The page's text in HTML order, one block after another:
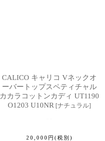
CALICO キャリコ Vネックオ
ーバートップスペティチャル
カカラコットンカディ UT1190
O1203 U10NR [ナチュラル]
20,000 円 (税別)